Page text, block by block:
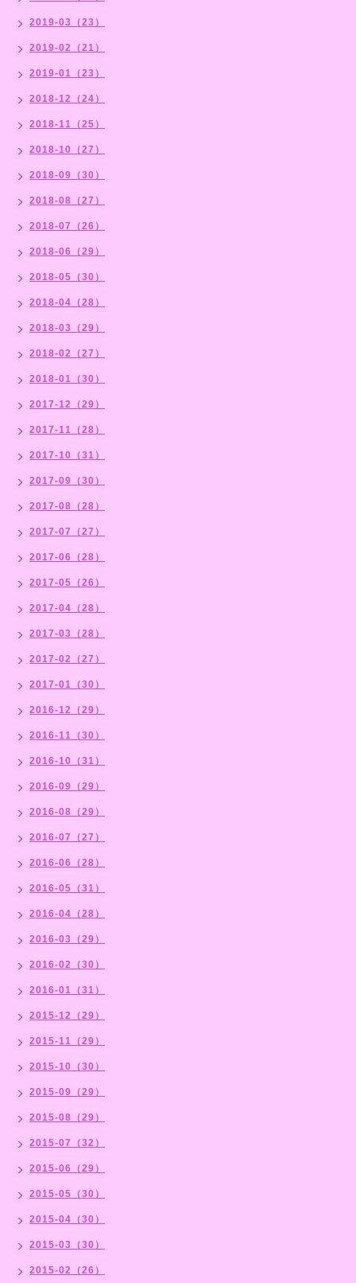
2019-03（23）
2019-02（21）
2019-01（23）
2018-12（24）
2018-11（25）
2018-10（27）
2018-09（30）
2018-08（27）
2018-07（26）
2018-06（29）
2018-05（30）
2018-04（28）
2018-03（29）
2018-02（27）
2018-01（30）
2017-12（29）
2017-11（28）
2017-10（31）
2017-09（30）
2017-08（28）
2017-07（27）
2017-06（28）
2017-05（26）
2017-04（28）
2017-03（28）
2017-02（27）
2017-01（30）
2016-12（29）
2016-11（30）
2016-10（31）
2016-09（29）
2016-08（29）
2016-07（27）
2016-06（28）
2016-05（31）
2016-04（28）
2016-03（29）
2016-02（30）
2016-01（31）
2015-12（29）
2015-11（29）
2015-10（30）
2015-09（29）
2015-08（29）
2015-07（32）
2015-06（29）
2015-05（30）
2015-04（30）
2015-03（30）
2015-02（26）